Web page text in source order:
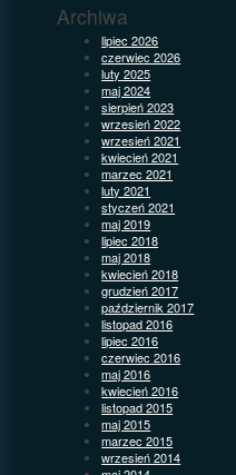
Archiwa
lipiec 2026
czerwiec 2026
luty 2025
maj 2024
sierpień 2023
wrzesień 2022
wrzesień 2021
kwiecień 2021
marzec 2021
luty 2021
styczeń 2021
maj 2019
lipiec 2018
maj 2018
kwiecień 2018
grudzień 2017
październik 2017
listopad 2016
lipiec 2016
czerwiec 2016
maj 2016
kwiecień 2016
listopad 2015
maj 2015
marzec 2015
wrzesień 2014